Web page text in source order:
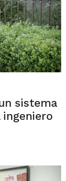
sistema